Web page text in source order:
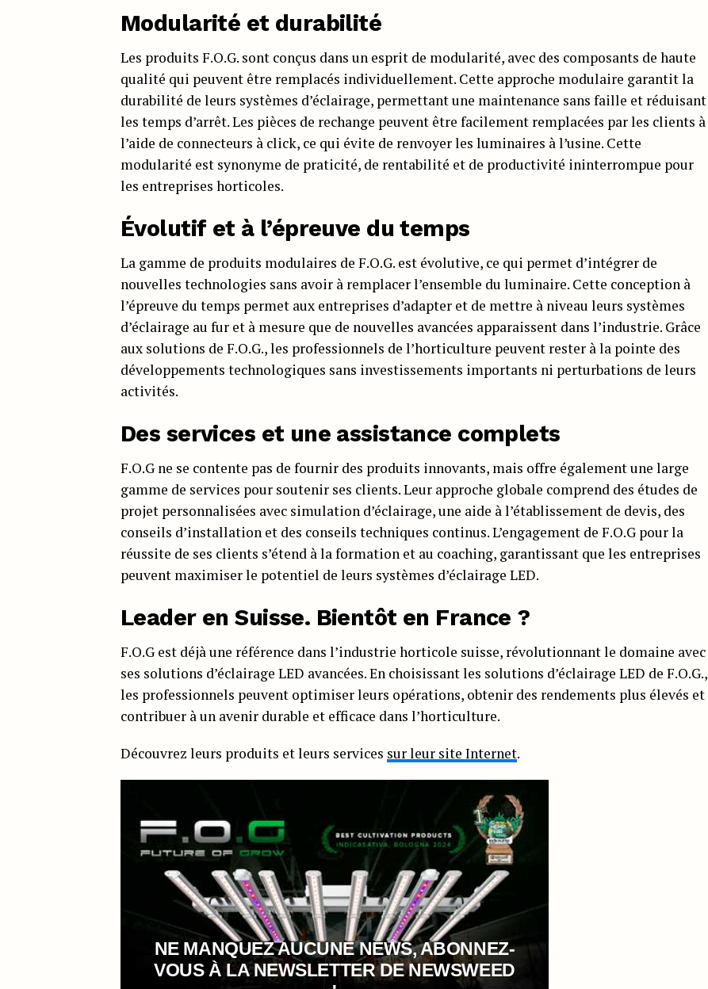
Modularité et durabilité
Les produits F.O.G. sont conçus dans un esprit de modularité, avec des composants de haute
qualité qui peuvent être remplacés individuellement. Cette approche modulaire garantit la
durabilité de leurs systèmes d’éclairage, permettant une maintenance sans faille et réduisant
les temps d’arrêt. Les pièces de rechange peuvent être facilement remplacées par les clients à
l’aide de connecteurs à click, ce qui évite de renvoyer les luminaires à l’usine. Cette
modularité est synonyme de praticité, de rentabilité et de productivité ininterrompue pour
les entreprises horticoles.
Évolutif et à l’épreuve du temps
La gamme de produits modulaires de F.O.G. est évolutive, ce qui permet d’intégrer de
nouvelles technologies sans avoir à remplacer l’ensemble du luminaire. Cette conception à
l’épreuve du temps permet aux entreprises d’adapter et de mettre à niveau leurs systèmes
d’éclairage au fur et à mesure que de nouvelles avancées apparaissent dans l’industrie. Grâce
aux solutions de F.O.G., les professionnels de l’horticulture peuvent rester à la pointe des
développements technologiques sans investissements importants ni perturbations de leurs
activités.
Des services et une assistance complets
F.O.G ne se contente pas de fournir des produits innovants, mais offre également une large
gamme de services pour soutenir ses clients. Leur approche globale comprend des études de
projet personnalisées avec simulation d’éclairage, une aide à l’établissement de devis, des
conseils d’installation et des conseils techniques continus. L’engagement de F.O.G pour la
réussite de ses clients s’étend à la formation et au coaching, garantissant que les entreprises
peuvent maximiser le potentiel de leurs systèmes d’éclairage LED.
Leader en Suisse. Bientôt en France ?
F.O.G est déjà une référence dans l’industrie horticole suisse, révolutionnant le domaine avec
ses solutions d’éclairage LED avancées. En choisissant les solutions d’éclairage LED de F.O.G.,
les professionnels peuvent optimiser leurs opérations, obtenir des rendements plus élevés et
contribuer à un avenir durable et efficace dans l’horticulture.
Découvrez leurs produits et leurs services sur leur site Internet.
NE MANQUEZ AUCUNE NEWS, ABONNEZ-
VOUS À LA NEWSLETTER DE NEWSWEED